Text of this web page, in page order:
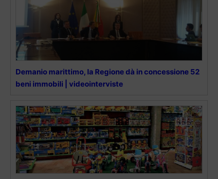
Demanio marittimo, la Regione dà in concessione 52
beni immobili | videointerviste